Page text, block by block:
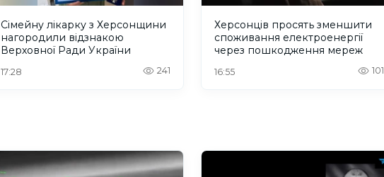
Сімейну лікарку з Херсонщини
нагородили відзнакою
Верховної Ради України
17:28 241
Херсонців просять зменшити
споживання електроенергії
через пошкодження мереж
16:55 101